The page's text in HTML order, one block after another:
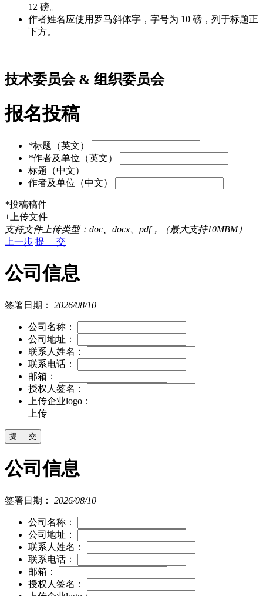
12 磅。
作者姓名应使用罗马斜体字，字号为 10 磅，列于标题正
下方。
技术委员会 & 组织委员会
报名投稿
*标题（英文）
*作者及单位（英文）
标题（中文）
作者及单位（中文）
*投稿稿件
+上传文件
支持文件上传类型：doc、docx、pdf，（最大支持10MBM）
上一步 提 交
公司信息
签署日期： 2026/08/10
公司名称：
公司地址：
联系人姓名：
联系电话：
邮箱：
授权人签名：
上传企业logo：
上传
公司信息
签署日期： 2026/08/10
公司名称：
公司地址：
联系人姓名：
联系电话：
邮箱：
授权人签名：